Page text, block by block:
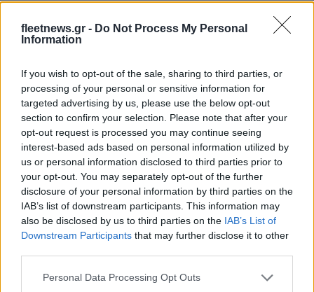
fleetnews.gr - Do Not Process My Personal
Information
If you wish to opt-out of the sale, sharing to third parties, or
processing of your personal or sensitive information for
targeted advertising by us, please use the below opt-out
section to confirm your selection. Please note that after your
opt-out request is processed you may continue seeing
interest-based ads based on personal information utilized by
us or personal information disclosed to third parties prior to
your opt-out. You may separately opt-out of the further
disclosure of your personal information by third parties on the
IAB’s list of downstream participants. This information may
also be disclosed by us to third parties on the IAB’s List of
Downstream Participants that may further disclose it to other
Please note that this website/app uses one or more Google
Personal Data Processing Opt Outs
ΗΠΑ, συνδυάζοντας αξιολογήσεις καταναλωτών και
κριτήρια ασφάλειας με τεχνογνωσία ειδικών, ανακήρυξε την
«Μεσαία SUV». Η iX απέσπασε επιπλέον διακρίσεις στα
«Auto Express New Car Awards» (Ηνωμένο Βασίλειο). Οι
ειδικοί του περιοδικού απένειμαν στη BMW iX τους τίτλους
«Μεγάλο Premium SUV της Χρονιάς» και «Premium
Ηλεκτρικό Αυτοκίνητο της Χρονιάς».
Μία από τις σημαντικότερες έρευνες ποιότητας και
ικανοποίησης παγκοσμίως είναι η «J.D. Power Automotive
Performance, Execution and Layout Study» (APEAL). Η
αμερικανική αυτή μελέτη εστιάζει σε συναισθηματικές και
κατηγορία της και απέσπασε την υψηλότερη βαθμολογία